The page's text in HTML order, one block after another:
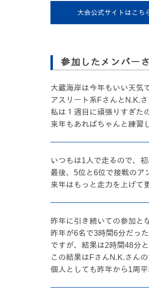
大会公式サイトはこち
参加したメンバー
大蔵海岸は今年もいい天気
アスリート系FさんとN.K.
私は１週目に頑張りすぎた
来年もあればちゃんと練習
いつもは1人で走るので、
最後、5位と6位で接戦のア
来年はもっと走力を上げて
昨年に引き続いての参加と
昨年が6名で3時間6分だっ
ですが、結果は2時間48分
この結果はFさんN.K.さん
個人としても昨年から1周